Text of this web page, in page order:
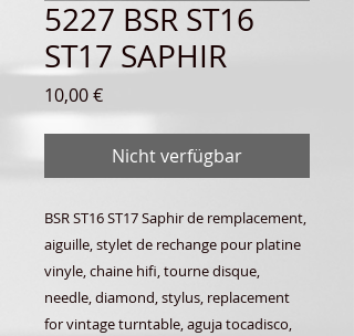
5227 BSR ST16
ST17 SAPHIR
10,00 €Preis
Nicht verfügbar
BSR ST16 ST17 Saphir de remplacement,
aiguille, stylet de rechange pour platine
vinyle, chaine hifi, tourne disque,
needle, diamond, stylus, replacement
for vintage turntable, aguja tocadisco,